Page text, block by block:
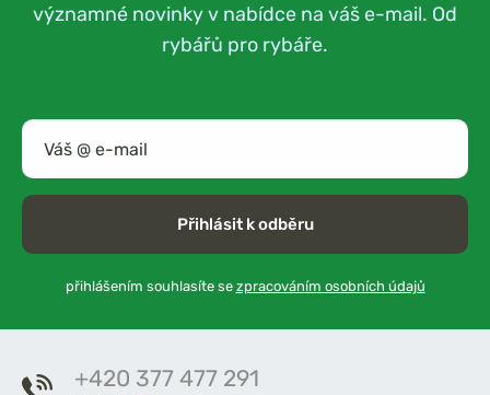
významné novinky v nabídce na váš e-mail. Od
rybářů pro rybáře.
Přihlásit k odběru
přihlášením souhlasíte se zpracováním osobních údajů
+420 377 477 291